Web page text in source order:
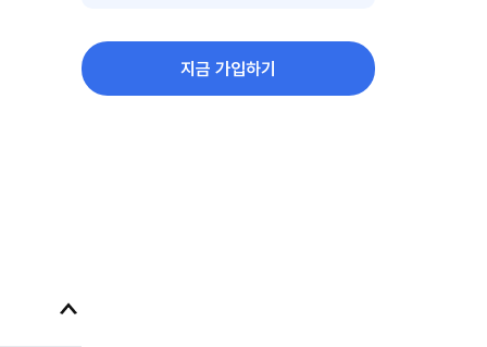
지금 가입하기